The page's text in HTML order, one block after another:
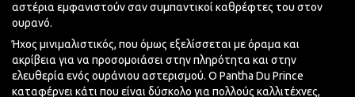
αστέρια εμφανιστούν σαν συμπαντικοί καθρέφτες του στον
ουρανό.
Ήχος μινιμαλιστικός, που όμως εξελίσσεται με όραμα και
ακρίβεια για να προσομοιάσει στην πληρότητα και στην
ελευθερία ενός ουράνιου αστερισμού. Ο Pantha Du Prince
καταφέρνει κάτι που είναι δύσκολο για πολλούς καλλιτέχνες,